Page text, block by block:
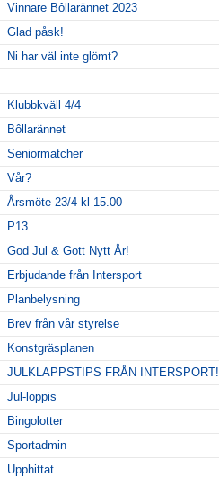
Vinnare Bôllarännet 2023
Glad påsk!
Ni har väl inte glömt?
Klubbkväll 4/4
Bôllarännet
Seniormatcher
Vår?
Årsmöte 23/4 kl 15.00
P13
God Jul & Gott Nytt År!
Erbjudande från Intersport
Planbelysning
Brev från vår styrelse
Konstgräsplanen
JULKLAPPSTIPS FRÅN INTERSPORT!
Jul-loppis
Bingolotter
Sportadmin
Upphittat